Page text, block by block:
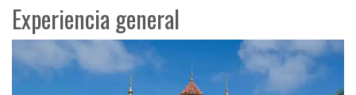
Experiencia general